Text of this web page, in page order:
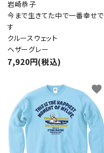
岩崎恭子
今まで生きてた中で一番幸せで
す
クルースウェット
ヘザーグレー
7,920円(税込)
favorite